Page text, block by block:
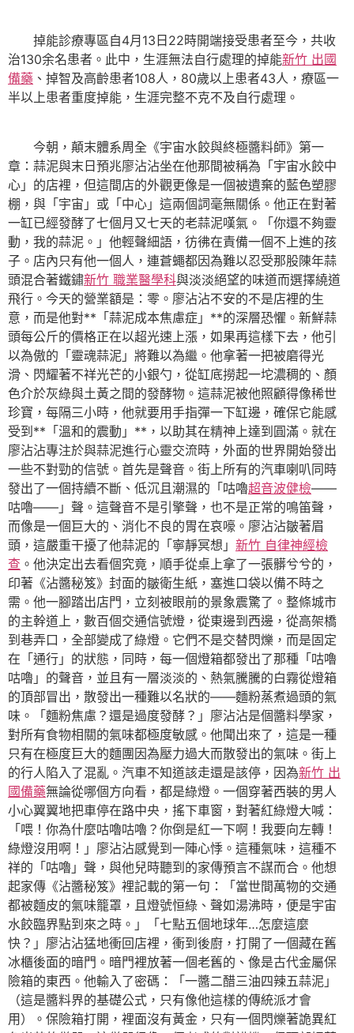
掉能診療專區自4月13日22時開端接受患者至今，共收
治130余名患者。此中，生涯無法自行處理的掉能新竹 出國
備藥 、掉智及高齡患者108人，80歲以上患者43人，療區一
半以上患者重度掉能，生涯完整不克不及自行處理。
今朝，顛末體系周全《宇宙水餃與終極醬料師》第一
章：蒜泥與末日預兆廖沾沾坐在他那間被稱為「宇宙水餃中
心」的店裡，但這間店的外觀更像是一個被遺棄的藍色塑膠
棚，與「宇宙」或「中心」這兩個詞毫無關係。他正在對著
一缸已經發酵了七個月又七天的老蒜泥嘆氣。「你還不夠靈
動，我的蒜泥。」他輕聲細語，彷彿在責備一個不上進的孩
子。店內只有他一個人，連蒼蠅都因為難以忍受那股陳年蒜
頭混合著鐵鏽新竹 職業醫學科與淡淡絕望的味道而選擇繞道
飛行。今天的營業額是：零。廖沾沾不安的不是店裡的生
意，而是他對**「蒜泥成本焦慮症」**的深層恐懼。新鮮蒜
頭每公斤的價格正在以超光速上漲，如果再這樣下去，他引
以為傲的「靈魂蒜泥」將難以為繼。他拿著一把被磨得光
滑、閃耀著不祥光芒的小銀勺，從缸底撈起一坨濃稠的、顏
色介於灰綠與土黃之間的發酵物。這蒜泥被他照顧得像稀世
珍寶，每隔三小時，他就要用手指彈一下缸邊，確保它能感
受到**「溫和的震動」**，以助其在精神上達到圓滿。就在
廖沾沾專注於與蒜泥進行心靈交流時，外面的世界開始發出
一些不對勁的信號。首先是聲音。街上所有的汽車喇叭同時
發出了一個持續不斷、低沉且潮濕的「咕嚕超音波健檢——
咕嚕——」聲。這聲音不是引擎聲，也不是正常的鳴笛聲，
而像是一個巨大的、消化不良的胃在哀嚎。廖沾沾皺著眉
頭，這嚴重干擾了他蒜泥的「寧靜冥想」 新竹 自律神經檢
查 。他決定出去看個究竟，順手從桌上拿了一張髒兮兮的，
印著《沾醬秘笈》封面的皺衛生紙，塞進口袋以備不時之
需。他一腳踏出店門，立刻被眼前的景象震驚了。整條城市
的主幹道上，數百個交通信號燈，從東邊到西邊，從高架橋
到巷弄口，全部變成了綠燈。它們不是交替閃爍，而是固定
在「通行」的狀態，同時，每一個燈箱都發出了那種「咕嚕
咕嚕」的聲音，並且有一層淡淡的、熱氣騰騰的白霧從燈箱
的頂部冒出，散發出一種難以名狀的——麵粉蒸煮過頭的氣
味。「麵粉焦慮？還是過度發酵？」廖沾沾是個醬料學家，
對所有食物相關的氣味都極度敏感。他聞出來了，這是一種
只有在極度巨大的麵團因為壓力過大而散發出的氣味。街上
的行人陷入了混亂。汽車不知道該走還是該停，因為新竹 出
國備藥無論從哪個方向看，都是綠燈。一個穿著西裝的男人
小心翼翼地把車停在路中央，搖下車窗，對著紅綠燈大喊：
「喂！你為什麼咕嚕咕嚕？你倒是紅一下啊！我要向左轉！
綠燈沒用啊！」廖沾沾感覺到一陣心悸。這種氣味，這種不
祥的「咕嚕」聲，與他兒時聽到的家傳預言不謀而合。他想
起家傳《沾醬秘笈》裡記載的第一句：「當世間萬物的交通
都被麵皮的氣味籠罩，且燈號恒綠、聲如湯沸時，便是宇宙
水餃臨界點到來之時。」「七點五個地球年…怎麼這麼
快？」廖沾沾猛地衝回店裡，衝到後廚，打開了一個藏在舊
冰櫃後面的暗門。暗門裡放著一個老舊的、像是古代金屬保
險箱的東西。他輸入了密碼：「一醬二醋三油四辣五蒜泥」
（這是醬料界的基礎公式，只有像他這樣的傳統派才會
用）。保險箱打開，裡面沒有黃金，只有一個閃爍著詭異紅